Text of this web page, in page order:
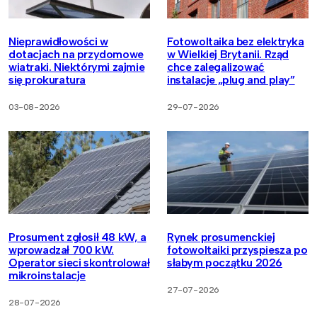
Nieprawidłowości w
dotacjach na przydomowe
wiatraki. Niektórymi zajmie
się prokuratura
03-08-2026
Fotowoltaika bez elektryka
w Wielkiej Brytanii. Rząd
chce zalegalizować
instalacje „plug and play”
29-07-2026
Prosument zgłosił 48 kW, a
wprowadzał 700 kW.
Operator sieci skontrolował
mikroinstalacje
28-07-2026
Rynek prosumenckiej
fotowoltaiki przyspiesza po
słabym początku 2026
27-07-2026